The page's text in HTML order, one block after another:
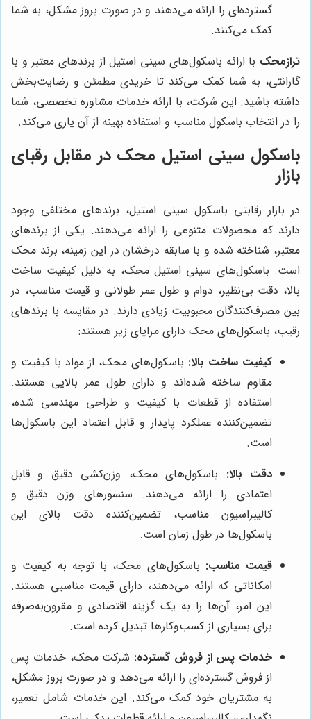
گسترده‌ای را ارائه می‌دهند و در صورت بروز مشکل، به شما
کمک می‌کنند.
ترازمحک با ارائه باسکول‌های سینی استیل از برندهای معتبر و با
گارانتی، به شما کمک می‌کند تا خریدی مطمئن و رضایت‌بخش
داشته باشید. این شرکت، با ارائه خدمات مشاوره تخصصی، شما
را در انتخاب باسکول مناسب و استفاده بهینه از آن یاری می‌کند.
باسکول سینی استیل محک در مقابل رقبای
بازار
در بازار رقابتی باسکول سینی استیل، برندهای مختلفی وجود
دارند که محصولات متنوعی را ارائه می‌دهند. یکی از برندهای
معتبر، شناخته شده و با سابقه درخشان در این زمینه، برند محک
است. باسکول‌های سینی استیل محک، به دلیل کیفیت ساخت
بالا، دقت بی‌نظیر، دوام و طول عمر طولانی و قیمت مناسب، در
بین مصرف‌کنندگان محبوبیت زیادی دارند. در مقایسه با برندهای
رقیب، باسکول‌های محک دارای مزایای زیر هستند:
کیفیت ساخت بالا: باسکول‌های محک، از مواد با کیفیت و
مقاوم ساخته شده‌اند و دارای طول عمر بالایی هستند.
استفاده از قطعات با کیفیت و طراحی مهندسی شده،
تضمین‌کننده عملکرد پایدار و قابل اعتماد این باسکول‌ها
است.
دقت بالا: باسکول‌های محک، وزن‌کشی دقیق و قابل
اعتمادی را ارائه می‌دهند. سنسورهای وزن دقیق و
کالیبراسیون مناسب، تضمین‌کننده دقت بالای این
باسکول‌ها در طول زمان است.
قیمت مناسب: باسکول‌های محک، با توجه به کیفیت و
امکاناتی که ارائه می‌دهند، دارای قیمت مناسبی هستند.
این امر، آن‌ها را به یک گزینه اقتصادی و مقرون‌به‌صرفه
برای بسیاری از کسب‌وکارها تبدیل کرده است.
خدمات پس از فروش گسترده: شرکت محک، خدمات پس
از فروش گسترده‌ای را ارائه می‌دهد و در صورت بروز مشکل،
به مشتریان خود کمک می‌کند. این خدمات شامل تعمیر،